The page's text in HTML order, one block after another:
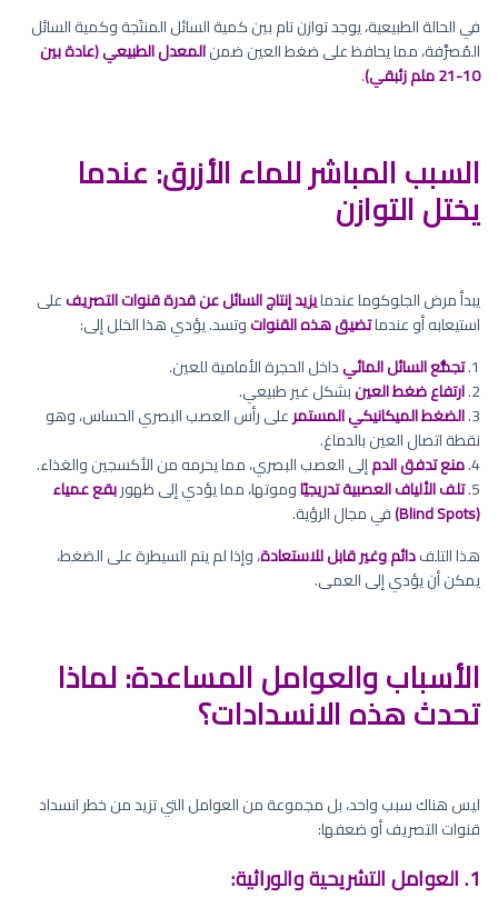
في الحالة الطبيعية، يوجد توازن تام بين كمية السائل المنتَجة وكمية السائل
المُصرَّفة، مما يحافظ على ضغط العين ضمنالمعدل الطبيعي (عادة بين
10-21 ملم زئبقي)
.
السبب المباشر للماء الأزرق: عندما
يختل التوازن
يبدأ مرض الجلوكوما عندمايزيد إنتاج السائل عن قدرة قنوات التصريفعلى
استيعابه أو عندماتضيق هذه القنواتوتسد. يؤدي هذا الخلل إلى:
1. تجمُّع السائل المائيداخل الحجرة الأمامية للعين.
2. ارتفاع ضغط العينبشكل غير طبيعي.
3. الضغط الميكانيكي المستمرعلى رأس العصب البصري الحساس، وهو
نقطة اتصال العين بالدماغ.
4. منع تدفق الدمإلى العصب البصري، مما يحرمه من الأكسجين والغذاء.
5. تلف الألياف العصبية تدريجيًاوموتها، مما يؤدي إلى ظهوربقع عمياء
(Blind Spots)
في مجال الرؤية.
هذا التلفدائم وغير قابل للاستعادة، وإذا لم يتم السيطرة على الضغط،
يمكن أن يؤدي إلى العمى.
الأسباب والعوامل المساعدة: لماذا
تحدث هذه الانسدادات؟
ليس هناك سبب واحد، بل مجموعة من العوامل التي تزيد من خطر انسداد
قنوات التصريف أو ضعفها:
1. العوامل التشريحية والوراثية: